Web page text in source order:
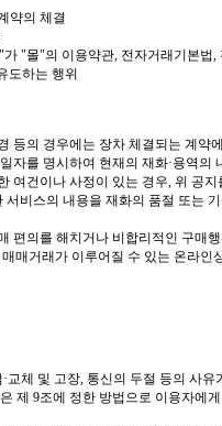
약의 체결
"몰"의 이용약관, 전자거래기본
도하는 행위
의 경우에는 장차 체결되는 계약
자를 명시하여 현재의 재화·용역
여건이나 사정이 있는 경우, 위 공
비스의 내용을 재화의 품절 또는
의를 해치거나 비합리적인 구매
거래가 이루어질 수 있는 온라인
체 및 고장, 통신의 두절 등의 사
제 9조에 정한 방법으로 이용자에